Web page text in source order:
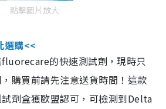
點擊圖片放大
選購<<
的快速測試劑，現時只
購買前請先注意送貨時間！這款
劑盒獲歐盟認可，可檢測到Delta